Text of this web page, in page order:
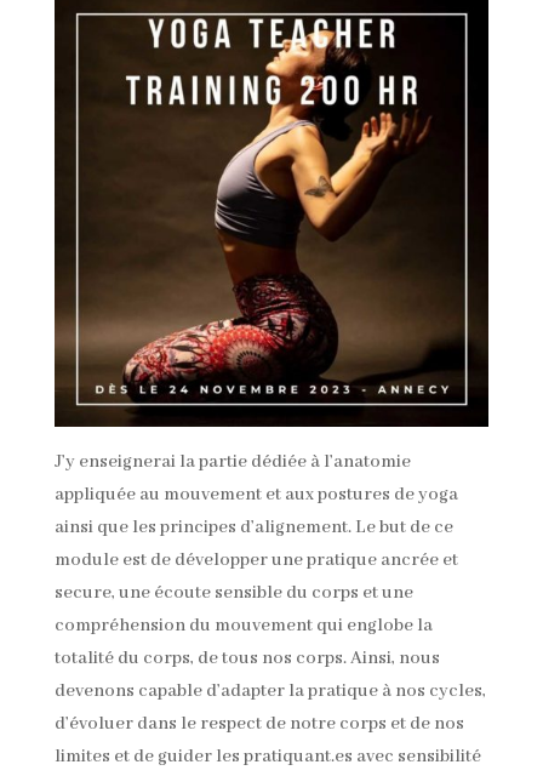
J’y enseignerai la partie dédiée à l’anatomie
appliquée au mouvement et aux postures de yoga
ainsi que les principes d’alignement. Le but de ce
module est de développer une pratique ancrée et
secure, une écoute sensible du corps et une
compréhension du mouvement qui englobe la
totalité du corps, de tous nos corps. Ainsi, nous
devenons capable d’adapter la pratique à nos cycles,
d’évoluer dans le respect de notre corps et de nos
limites et de guider les pratiquant.es avec sensibilité